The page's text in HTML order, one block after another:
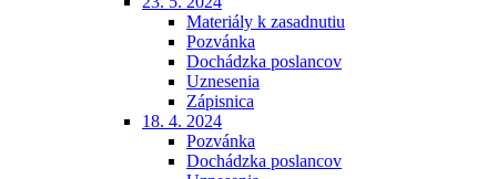
Materiály k zasadnutiu
Pozvánka
Dochádzka poslancov
Uznesenia
Zápisnica
18. 4. 2024
Pozvánka
Dochádzka poslancov